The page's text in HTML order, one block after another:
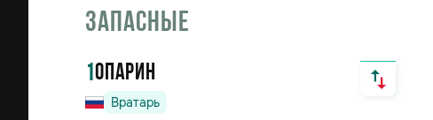
Запасные
1Опарин
Вратарь